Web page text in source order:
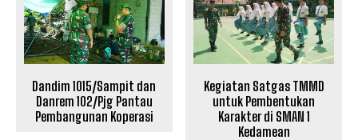
Dandim 1015/Sampit dan
Danrem 102/Pjg Pantau
Pembangunan Koperasi
Kegiatan Satgas TMMD
untuk Pembentukan
Karakter di SMAN 1
Kedamean